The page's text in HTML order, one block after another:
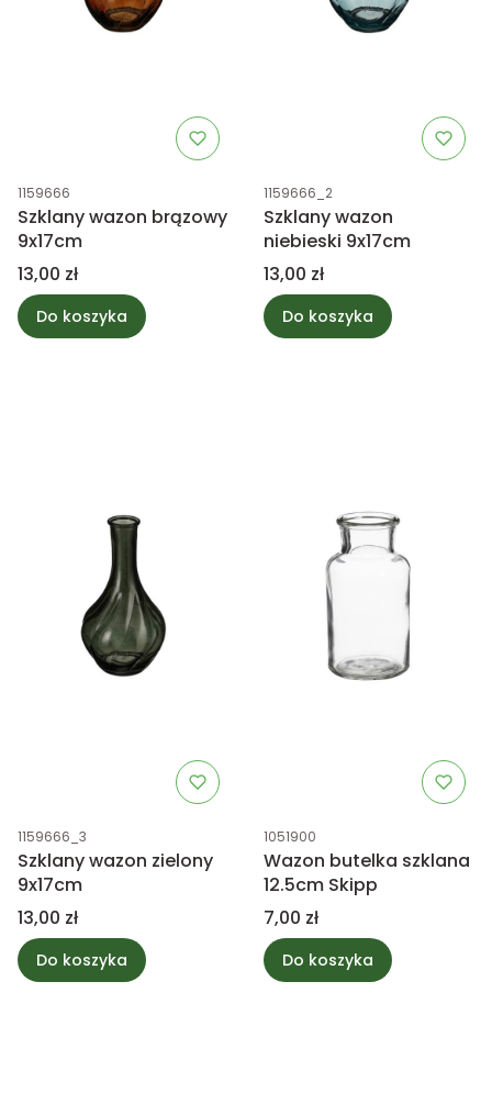
Kod produktu
1159666
Szklany wazon brązowy
9x17cm
Cena
13,00 zł
Do koszyka
Kod produktu
1159666_2
Szklany wazon
niebieski 9x17cm
Cena
13,00 zł
Do koszyka
Kod produktu
1159666_3
Szklany wazon zielony
9x17cm
Cena
13,00 zł
Do koszyka
Kod produktu
1051900
Wazon butelka szklana
12.5cm Skipp
Cena
7,00 zł
Do koszyka